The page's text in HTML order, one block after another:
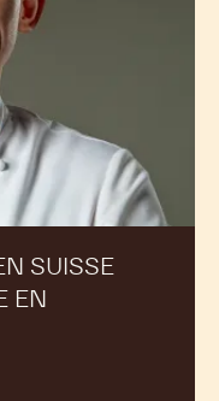
SUISSE
EN